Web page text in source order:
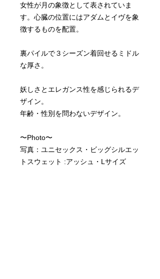
女性が月の象徴として表されていま
す。心臓の位置にはアダムとイヴを象
徴するものを配置。
裏パイルで３シーズン着回せるミドル
な厚さ。
妖しさとエレガンス性を感じられるデ
ザイン。
年齢・性別を問わないデザイン。
〜Photo〜
写真：ユニセックス・ビッグシルエッ
トスウェット :アッシュ・Lサイズ